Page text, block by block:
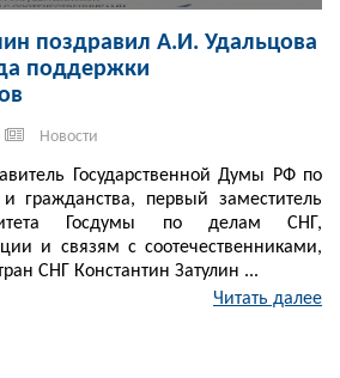
поздравил А.И. Удальцова
поддержки
Новости
Государственной Думы РФ по
гражданства, первый заместитель
Госдумы по делам СНГ,
и связям с соотечественниками,
СНГ Константин Затулин ...
Читать далее